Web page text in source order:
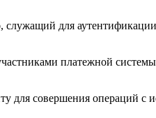
для
платежной
для совершения операций